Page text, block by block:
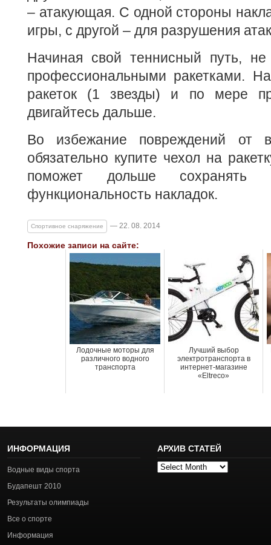
– атакующая. С одной стороны
игры, с другой – для разрушения
Начиная свой теннисный путь, не
профессиональными ракетками.
ракеток (1 звезды) и по мере
двигайтесь дальше.
Во избежание повреждений от
обязательно купите чехол на
поможет дольше
функциональность накладок.
Спортивное снаряжение — 22. 08. 2014
Похожие записи на сайте:
Лодочные моторы для
различного водного
транспорта
Лучший выбор
электротранспорта в
интернет-магазине
«Eltreco»
ИНФОРМАЦИЯ
Водные виды спорта
Будапешт 2010
Результаты олимпиады
Все о спорте
Информация
АРХИВ СТАТЕЙ
Архив